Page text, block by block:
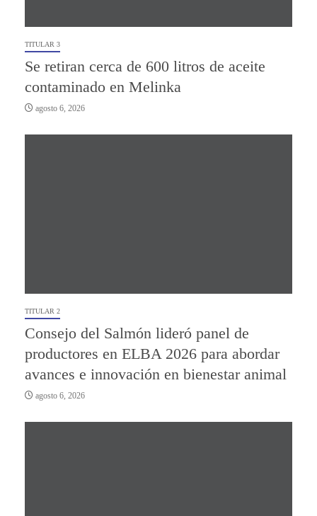
TITULAR 3
Se retiran cerca de 600 litros de aceite
contaminado en Melinka
agosto 6, 2026
TITULAR 2
Consejo del Salmón lideró panel de
productores en ELBA 2026 para abordar
avances e innovación en bienestar animal
agosto 6, 2026